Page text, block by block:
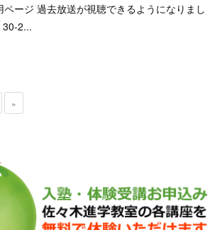
ページ 過去放送が視聴できるようになりまし
30-2...
»